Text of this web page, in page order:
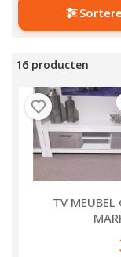
16 producten
TV MEUBEL